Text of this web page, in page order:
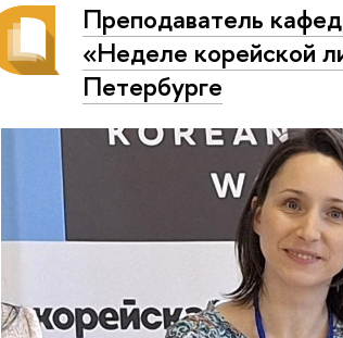
Преподаватель
«Неделе корейской
Петербурге